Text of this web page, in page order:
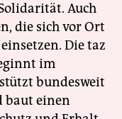
Auch
die sich vor Ort
Die taz
im
bundesweit
baut einen